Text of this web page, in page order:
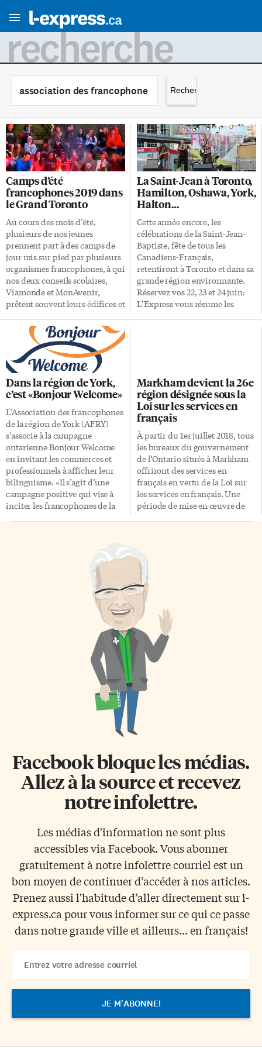
recherche
Camps d’été
francophones 2019 dans
le Grand Toronto
Au cours des mois d’été,
plusieurs de nos jeunes
prennent part à des camps de
jour mis sur pied par plusieurs
organismes francophones, à qui
nos deux conseils scolaires,
Viamonde et MonAvenir,
prêtent souvent leurs édifices et
uns: Le Camp Tournesol de
Martine Brouillet est la plus
grosse organisation du genre
dans la région, accueillant des
centaines de jeunes de 8 à 15 ans
des écoles françaises et
d’immersion dans 16
«campus», du 8 juillet au 23
août. Outre les jeux et les
activités en français, le thème
de la nature et de
l’environnement est à
l’honneur dans […]
La Saint-Jean à Toronto,
Hamilton, Oshawa, York,
Halton…
Cette année encore, les
célébrations de la Saint-Jean-
Baptiste, fête de tous les
Canadiens-Français,
retentiront à Toronto et dans sa
grande région environnante.
Réservez vos 22, 23 et 24 juin:
L’Express vous résume les
Franco-Fête à Harbourfront.
Alors que la programmation a
tardé à se faire connaître, les
trois jours de concerts et
d’activités familiales semblent à
présent fixés. Aux Colocs, Aux
Rats d’Swompe et à Kyris
viennent s’ajouter trois groupes
d’une francophonie venue
d’ailleurs. Pour découvrir de la
musique […]
Dans la région de York,
c’est «Bonjour Welcome»
L’Association des francophones
de la région de York (AFRY)
s’associe à la campagne
ontarienne Bonjour Welcome
en invitant les commerces et
professionnels à afficher leur
bilinguisme. «Il s’agit d’une
campagne positive qui vise à
inciter les francophones de la
effectuent des achats ou qu’ils
utilisent des services offerts par
les gens d’affaires régionaux»,
indique la directrice générale
Nadia Martins. Elle ajoute que
la campagne Bonjour Welcome
comporte également un volet
qui s’adresse directement aux
commerçants et aux gens
d’affaires, autant francophones
qu’anglophones. «J’invite les
Markham devient la 26e
région désignée sous la
Loi sur les services en
français
À partir du 1er juillet 2018, tous
les bureaux du gouvernement
de l’Ontario situés à Markham
offriront des services en
français en vertu de la Loi sur
les services en français. Une
période de mise en œuvre de
fournisseurs de services de
renforcer leur capacité à offrir
des services en français en vue
de satisfaire aux exigences de la
Loi. «Il s’agit d’un jalon
important pour les
francophones de la région de
York, mais aussi pour
l’ensemble de l’Ontario», a
réagit Mona […]
Facebook bloque les médias.
Allez à la source et recevez
notre infolettre.
Les médias d'information ne sont plus
accessibles via Facebook. Vous abonner
gratuitement à notre infolettre courriel est un
bon moyen de continuer d’accéder à nos articles.
Prenez aussi l'habitude d’aller directement sur l-
express.ca pour vous informer sur ce qui ce passe
dans notre grande ville et ailleurs... en français!
Address